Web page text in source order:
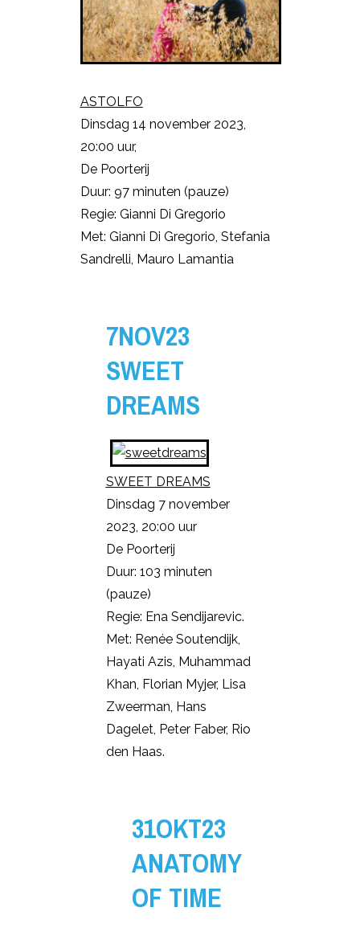
ASTOLFO
Dinsdag 14 november 2023,
20:00 uur,
De Poorterij
Duur: 97 minuten (pauze)
Regie: Gianni Di Gregorio
Met: Gianni Di Gregorio, Stefania
Sandrelli, Mauro Lamantia
7NOV23
SWEET
DREAMS
SWEET DREAMS
Dinsdag 7 november
2023, 20:00 uur
De Poorterij
Duur: 103 minuten
(pauze)
Regie: Ena Sendijarevic.
Met: Renée Soutendijk,
Hayati Azis, Muhammad
Khan, Florian Myjer, Lisa
Zweerman, Hans
Dagelet, Peter Faber, Rio
den Haas.
31OKT23
ANATOMY
OF TIME